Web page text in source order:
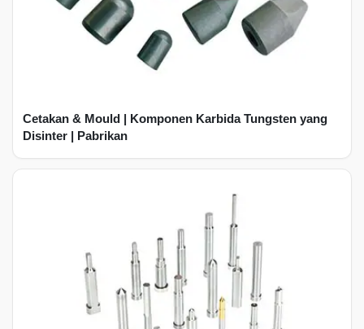
Cetakan & Mould | Komponen Karbida Tungsten yang
Disinter | Pabrikan